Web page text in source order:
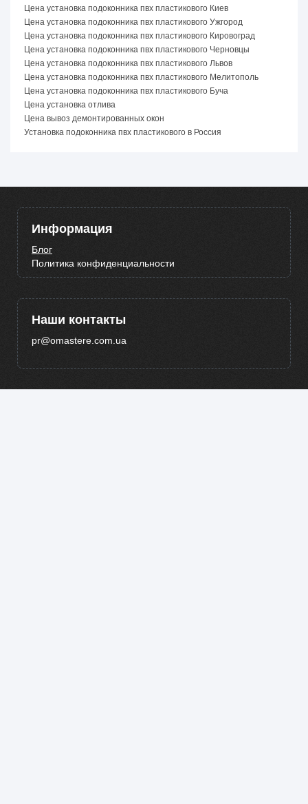
Цена установка подоконника пвх пластикового Киев
Цена установка подоконника пвх пластикового Ужгород
Цена установка подоконника пвх пластикового Кировоград
Цена установка подоконника пвх пластикового Черновцы
Цена установка подоконника пвх пластикового Львов
Цена установка подоконника пвх пластикового Мелитополь
Цена установка подоконника пвх пластикового Буча
Цена установка отлива
Цена вывоз демонтированных окон
Установка подоконника пвх пластикового в Россия
Информация
Блог
Политика конфиденциальности
Наши контакты
pr@omastere.com.ua